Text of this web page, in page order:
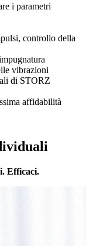
i parametri
controllo della
vibrazioni
di STORZ
affidabilità
Efficaci.